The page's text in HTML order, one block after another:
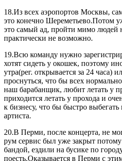
18.Из всех аэропортов Москвы,
это конечно Шереметьево.Потом
это самый ад, пройти мимо людей
практически не возможно.
19.Всю команду нужно
хотят сидеть у окошек, поэтому
утра(рег. открывается за 24 часа)
проснуться, что бы всех
наш барабанщик, любит летать у
приходится летать у прохода и
к бизнесу, что бы быстро выбегать
артиста.
20.В Перми, после концерта, не
рум сервис был уже закрыт
бандой, ездили на бусике по
поесть.Оказывается в Перми с